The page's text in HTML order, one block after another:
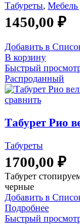
Табуреты, Мебель
1450,00 ₽
Добавить в
В корзину
Быстрый
Распроданный
сравнить
Табурет Рио
Табуреты
1700,00 ₽
Табурет
черные
Добавить в
Подробнее
Быстрый